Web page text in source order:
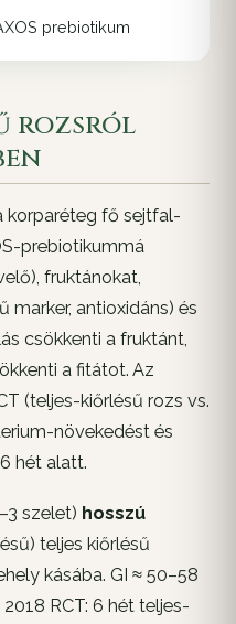
prebiotikum
rozsról
korparéteg fő sejtfal-
prebiotikummá
fruktánokat,
marker, antioxidáns) és
csökkenti a fruktánt,
a fitátot. Az
(teljes-kiőrlésű rozs vs.
növekedést és
hét alatt.
szelet) hosszú
teljes kiőrlésű
kásába. GI ≈ 50–58
RCT: 6 hét teljes-